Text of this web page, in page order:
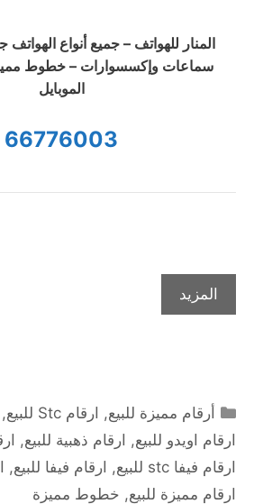
المنار للهواتف – جميع أنواع
سماعات وإكسسوارات – خطوط
الموبايل
66776003
المزيد
التصنيفات
أرقام مميزة للبيع, ارقام Stc للبيع ,
ارقام اويدو للبيع, ارقام ذهبية للبيع,
ارقام فيفا stc للبيع
, ارقام فيفا للبيع,
ارقام مميزة للبيع, خطوط مميزة